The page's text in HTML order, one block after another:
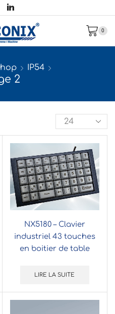
0
IP54
2
NX5180 – Clavier
industriel 43 touches
en boitier de table
LIRE LA SUITE